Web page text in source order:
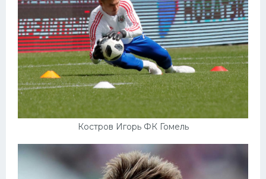
Костров Игорь ФК Гомель